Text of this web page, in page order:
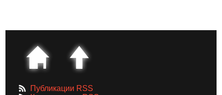
Публикации RSS